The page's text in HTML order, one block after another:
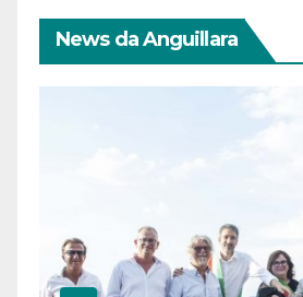
News da Anguillara